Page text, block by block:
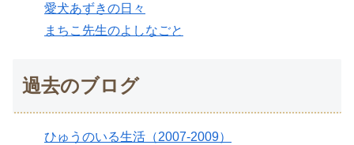
愛犬あずきの日々
まちこ先生のよしなごと
過去のブログ
ひゅうのいる生活（2007-2009）